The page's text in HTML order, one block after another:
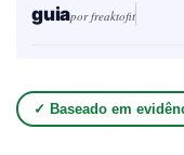
guiapor freaktofit
✓ Baseado em